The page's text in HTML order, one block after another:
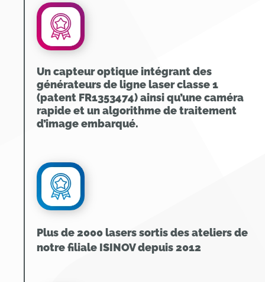
Un capteur optique intégrant des
générateurs de ligne laser classe 1
(patent FR1353474) ainsi qu’une caméra
rapide et un algorithme de traitement
d’image embarqué.
Plus de 2000 lasers sortis des ateliers de
notre filiale ISINOV depuis 2012